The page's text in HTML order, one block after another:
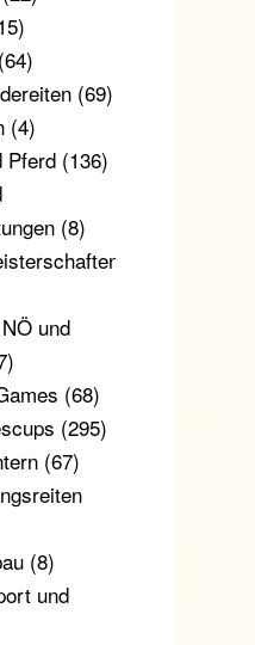
(69)
(4)
Pferd(136)
(8)
und
(68)
(295)
(67)
(8)
und